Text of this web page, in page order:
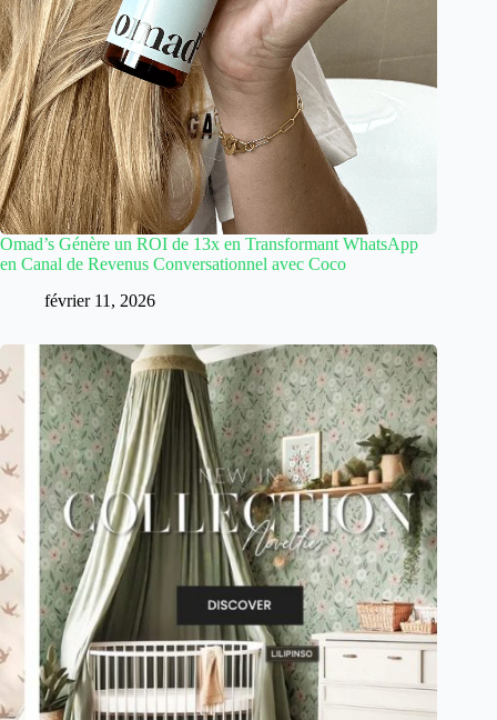
Omad’s Génère un ROI de 13x en Transformant WhatsApp
en Canal de Revenus Conversationnel avec Coco
février 11, 2026